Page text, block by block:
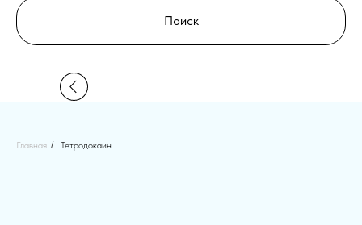
Поиск
Главная / Тетродокаин